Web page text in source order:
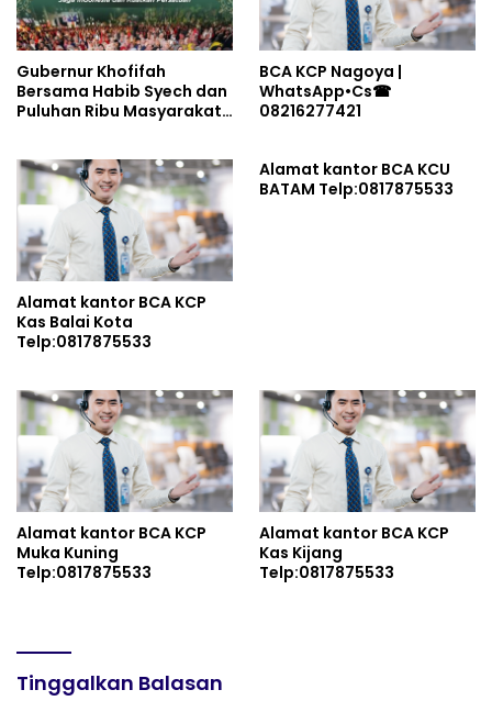
Gubernur Khofifah
Bersama Habib Syech dan
Puluhan Ribu Masyarakat
81 RI di Grahadi: Doakan
Pahlawan Pejuang Bangsa
Sekaligus Ikhtiar Jaga
Indonesia dan Kuatkan
Persatuan
BCA KCP Nagoya |
WhatsApp•Cs☎
08216277421
Alamat kantor BCA KCP
Kas Balai Kota
Telp:0817875533
Alamat kantor BCA KCU
BATAM Telp:0817875533
Alamat kantor BCA KCP
Muka Kuning
Telp:0817875533
Alamat kantor BCA KCP
Kas Kijang
Telp:0817875533
Tinggalkan Balasan